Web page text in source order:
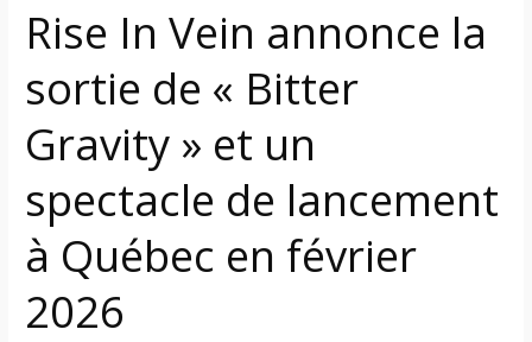
Rise In Vein annonce la
sortie de « Bitter
Gravity » et un
spectacle de lancement
à Québec en février
2026
de
à
Québec
en
2026